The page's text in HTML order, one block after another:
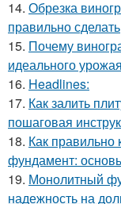
14. Обрезка
правильно сделать
15. Почему
идеального урожая
16. Headlines:
17. Как залить
пошаговая
18. Как правильно
фундамент:
19. Монолитный
надежность на